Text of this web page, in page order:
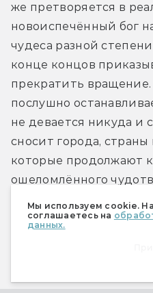
Мы используем cookie.
соглашаетесь на
данных.
же претворяется в
новоиспечённый бог
чудеса разной
конце концов
прекратить
послушно
не девается никуда и
сносит города,
которые продолжают
ошеломлённого
Сюжету Уэллса